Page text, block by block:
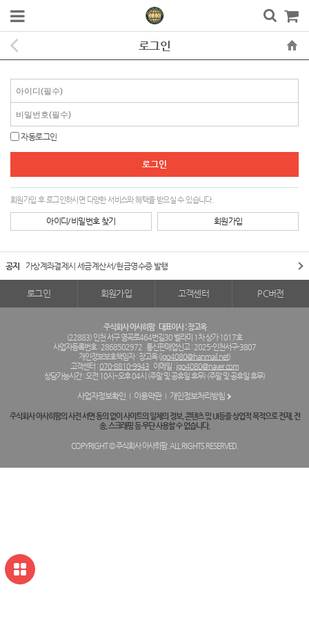
로그인
자동로그인
회원가입 후 로그인하시면 다양한 서비스와 혜택을 받으실 수 있습니다.
아이디/비밀번호 찾기 회원가입
공지 가상계좌결제시 세금계산서/현금영수증 발행
로그인 회원가입 고객센터 PC버전
주식회사 아사히팜 대표이사 : 장고옥
(22883) 인천 서구 염곡로464번길30 벨라미 1차 상가 1017호
사업자등록번호 : 2868502972 통신판매업신고 : 2025-인천서구-3807
개인정보보호책임자 : 장고옥 (jgo4080@hanmail.net)
고객센터 :070-8810-9943 이메일 : jgo4080@naver.com
상담가능시간 : 오전 10시~오후 04시 (주말 및 공휴일 휴무) (주말 및 공휴일 휴무)
사업자정보확인 이용약관 개인정보처리방침
주식회사 아사히팜의 사전 서면 동의 없이 사이트의 일체의 정보, 콘텐츠 및 UI등을 상업적 목적으로 전재, 전
송, 스크래핑 등 무단 사용할 수 없습니다.
COPYRIGHT © 주식회사 아사히팜. ALL RIGHTS RESERVED.